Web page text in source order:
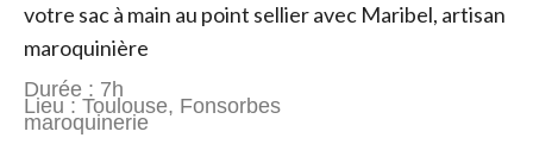
votre sac à main au point sellier avec Maribel, artisan
maroquinière
Durée : 7h
Lieu : Toulouse, Fonsorbes
maroquinerie